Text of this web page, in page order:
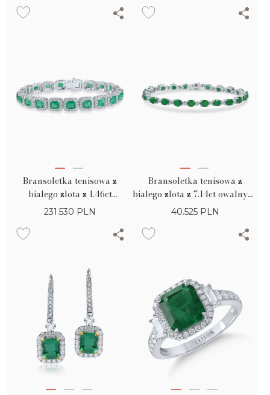
Bransoletka tenisowa z
bialego zlota z 1.46ct
diamentami pear i 6.93ct
231.530 PLN
Bransoletka tenisowa z
bialego zlota z 7.14ct owalnymi
szmaragdami oraz 0.32ct
40.525 PLN